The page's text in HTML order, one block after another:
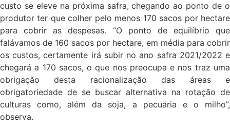
custo se eleve na próxima safra, chegando ao ponto de o
produtor ter que colher pelo menos 170 sacos por hectare
para cobrir as despesas. “O ponto de equilíbrio que
falávamos de 160 sacos por hectare, em média para cobrir
os custos, certamente irá subir no ano safra 2021/2022 e
chegará a 170 sacos, o que nos preocupa e nos traz uma
obrigação desta racionalização das áreas e
obrigatoriedade de se buscar alternativa na rotação de
culturas como, além da soja, a pecuária e o milho”,
observa.